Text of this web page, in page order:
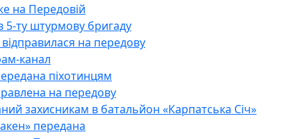
на Передовій
5-ту штурмову бригаду
на передову
канал
піхотинцям
на передову
захисникам в батальйон «Карпатська Січ»
передана